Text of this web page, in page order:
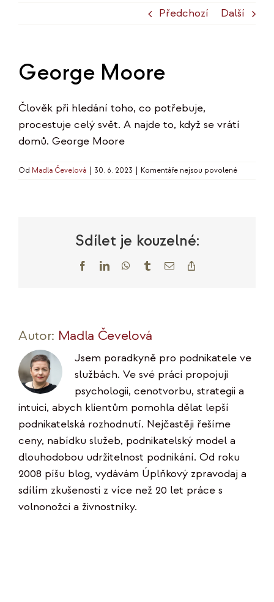
Předchozí Další
George Moore
Člověk při hledání toho, co potřebuje,
procestuje celý svět. A najde to, když se vrátí
domů. George Moore
Od Madla Čevelová 30. 6. 2023 Komentáře nejsou povolenéu
Sdílet je kouzelné:
FacebookLinkedInWhatsApp
TumblrE-
Autor: Madla Čevelová
Jsem poradkyně pro podnikatele ve
službách. Ve své práci propojuji
psychologii, cenotvorbu, strategii a
intuici, abych klientům pomohla dělat lepší
podnikatelská rozhodnutí. Nejčastěji řešíme
ceny, nabídku služeb, podnikatelský model a
dlouhodobou udržitelnost podnikání. Od roku
2008 píšu blog, vydávám Úplňkový zpravodaj a
sdílím zkušenosti z více než 20 let práce s
volnonožci a živnostníky.